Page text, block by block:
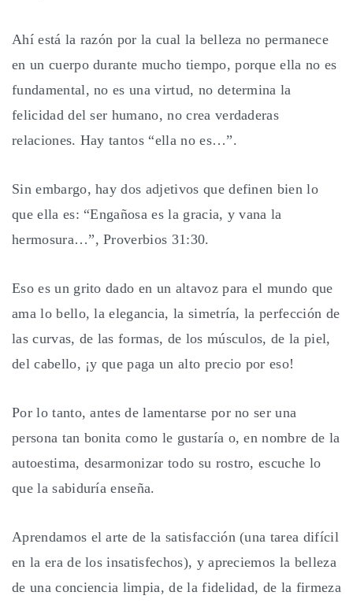
Ahí está la razón por la cual la belleza no permanece
en un cuerpo durante mucho tiempo, porque ella no es
fundamental, no es una virtud, no determina la
felicidad del ser humano, no crea verdaderas
relaciones. Hay tantos “ella no es…”.
Sin embargo, hay dos adjetivos que definen bien lo
que ella es: “Engañosa es la gracia, y vana la
hermosura…”, Proverbios 31:30.
Eso es un grito dado en un altavoz para el mundo que
ama lo bello, la elegancia, la simetría, la perfección de
las curvas, de las formas, de los músculos, de la piel,
del cabello, ¡y que paga un alto precio por eso!
Por lo tanto, antes de lamentarse por no ser una
persona tan bonita como le gustaría o, en nombre de la
autoestima, desarmonizar todo su rostro, escuche lo
que la sabiduría enseña.
Aprendamos el arte de la satisfacción (una tarea difícil
en la era de los insatisfechos), y apreciemos la belleza
de una conciencia limpia, de la fidelidad, de la firmeza